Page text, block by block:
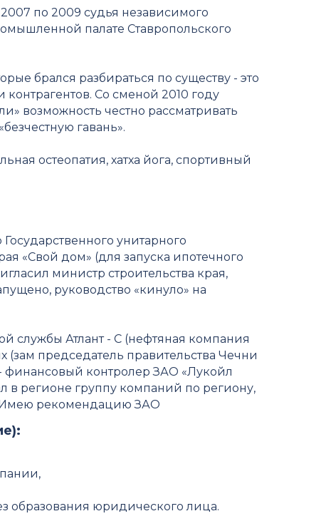
по 2009 судья независимого
палате Ставропольского
брался разбираться по существу - это
Со сменой 2010 году
возможность честно рассматривать
гавань».
остеопатия, хатха йога, спортивный
унитарного
«Свой дом» (для запуска ипотечного
министр строительства края,
руководство «кинуло» на
службы Атлант - С (нефтяная компания
председатель правительства Чечни
финансовый контролер ЗАО «Лукойл
в регионе группу компаний по региону,
рекомендацию ЗАО
образования юридического лица.